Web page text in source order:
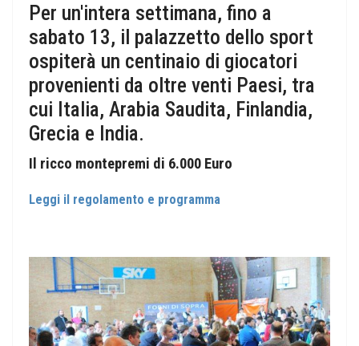
Per un'intera settimana, fino a
sabato 13, il palazzetto dello sport
ospiterà un centinaio di giocatori
provenienti da oltre venti Paesi, tra
cui Italia, Arabia Saudita, Finlandia,
Grecia e India.
Il ricco montepremi di 6.000 Euro
Leggi il regolamento e programma